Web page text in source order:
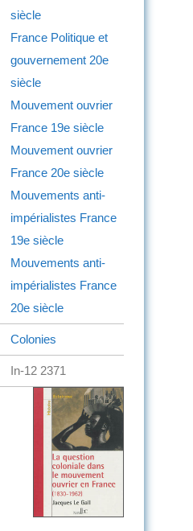
siècle
France Politique et
gouvernement 20e
siècle
Mouvement ouvrier
France 19e siècle
Mouvement ouvrier
France 20e siècle
Mouvements anti-
impérialistes France
19e siècle
Mouvements anti-
impérialistes France
20e siècle
Colonies
In-12 2371